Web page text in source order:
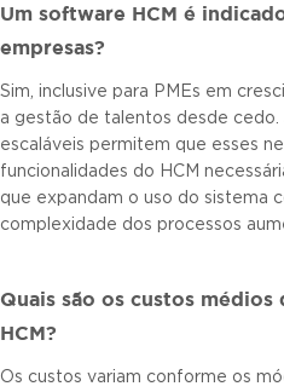
Um software HCM é
empresas?
Sim, inclusive para PMEs em
a gestão de talentos desde cedo.
escaláveis permitem que esses
funcionalidades do HCM
que expandam o uso do sistema
complexidade dos processos
Quais são os custos
HCM?
Os custos variam conforme os